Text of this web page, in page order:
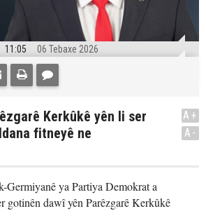
11:05 06 Tebaxe 2026
Kerkûkê yên li ser
fitneyê ne
A+
A-
Germiyanê ya Partiya Demokrat a
gotinên dawî yên Parêzgarê Kerkûkê